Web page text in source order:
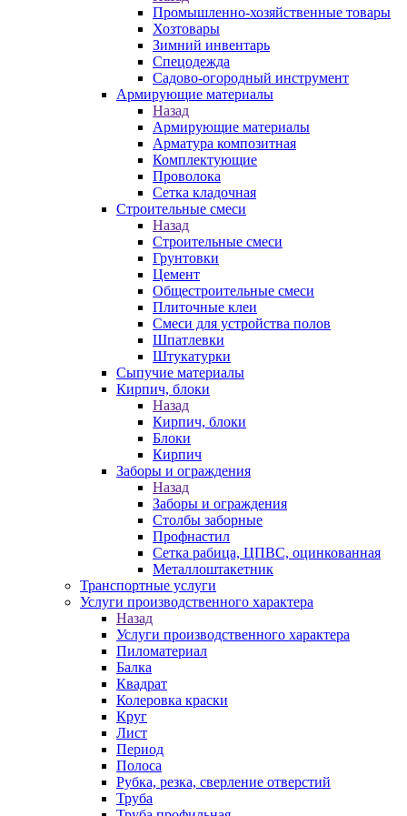
Промышленно-хозяйственные товары
Хозтовары
Зимний инвентарь
Спецодежда
Садово-огородный инструмент
Армирующие материалы
Назад
Армирующие материалы
Арматура композитная
Комплектующие
Проволока
Сетка кладочная
Строительные смеси
Назад
Строительные смеси
Грунтовки
Цемент
Общестроительные смеси
Плиточные клеи
Смеси для устройства полов
Шпатлевки
Штукатурки
Сыпучие материалы
Кирпич, блоки
Назад
Кирпич, блоки
Блоки
Кирпич
Заборы и ограждения
Назад
Заборы и ограждения
Столбы заборные
Профнастил
Сетка рабица, ЦПВС, оцинкованная
Металлоштакетник
Транспортные услуги
Услуги производственного характера
Назад
Услуги производственного характера
Пиломатериал
Балка
Квадрат
Колеровка краски
Круг
Лист
Период
Полоса
Рубка, резка, сверление отверстий
Труба